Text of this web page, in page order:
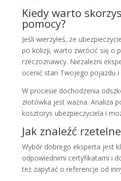
Kiedy warto
pomocy?
Jeśli wierzyłeś, że
po kolizji, warto zwrócić się o
rzeczoznawcy. Niezależni
ocenić stan Twojego pojazdu i
W procesie dochodzenia
złotówka jest ważna. Analiza
kosztorys ubezpieczyciela i
Jak znaleźć
Wybór dobrego eksperta jest
odpowiednimi certyfikatami i
też zapytać o referencje od